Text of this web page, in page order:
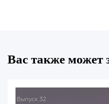
Вас также может